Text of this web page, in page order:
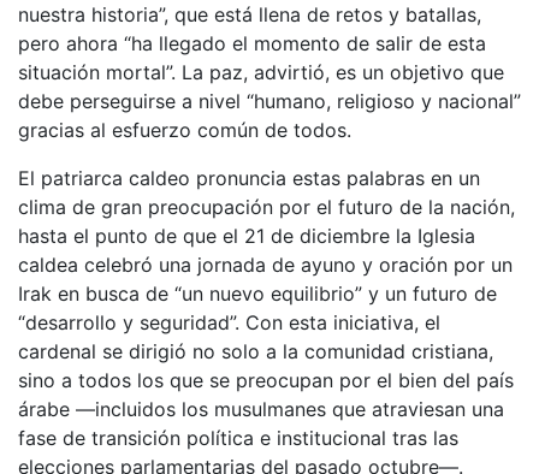
nuestra historia”, que está llena de retos y batallas,
pero ahora “ha llegado el momento de salir de esta
situación mortal”. La paz, advirtió, es un objetivo que
debe perseguirse a nivel “humano, religioso y nacional”
gracias al esfuerzo común de todos.
El patriarca caldeo pronuncia estas palabras en un
clima de gran preocupación por el futuro de la nación,
hasta el punto de que el 21 de diciembre la Iglesia
caldea celebró una jornada de ayuno y oración por un
Irak en busca de “un nuevo equilibrio” y un futuro de
“desarrollo y seguridad”. Con esta iniciativa, el
cardenal se dirigió no solo a la comunidad cristiana,
sino a todos los que se preocupan por el bien del país
árabe —incluidos los musulmanes que atraviesan una
fase de transición política e institucional tras las
elecciones parlamentarias del pasado octubre—.